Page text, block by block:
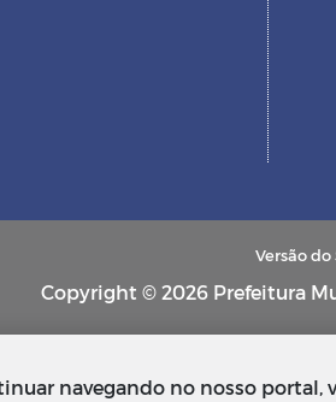
Versão do
Copyright © 2026 Prefeitura
navegando no nosso portal,